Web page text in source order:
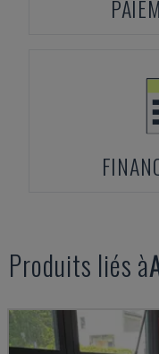
Produits liés à